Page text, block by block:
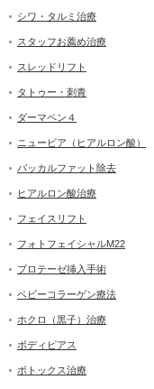
シワ・タルミ治療
スタッフお薦め治療
スレッドリフト
タトゥー・刺青
ダーマペン４
ニュービア（ヒアルロン酸）
バッカルファット除去
ヒアルロン酸治療
フェイスリフト
フォトフェイシャルM22
プロテーゼ挿入手術
ベビーコラーゲン療法
ホクロ（黒子）治療
ボディピアス
ボトックス治療